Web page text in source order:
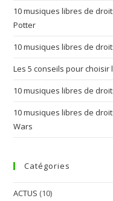
nouvel
onglet
nouvel
nouvel
10 musiques libres de
Potter
10 musiques libres de
Les 5 conseils pour
10 musiques libres de
10 musiques libres de
Wars
Catégories
ACTUS (10)